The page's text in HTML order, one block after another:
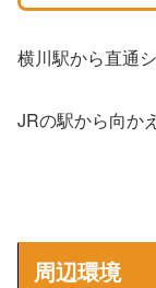
横川駅から直通
JRの駅から向か
周辺環境